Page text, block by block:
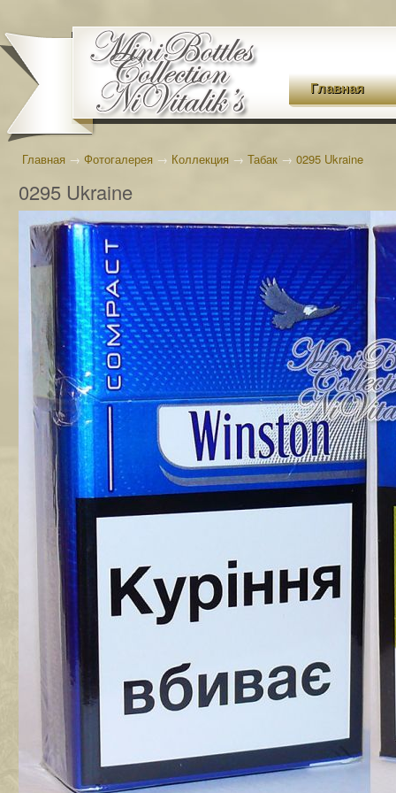
Главная
Главная → Фотогалерея → Коллекция → Табак → 0295 Ukraine
0295 Ukraine